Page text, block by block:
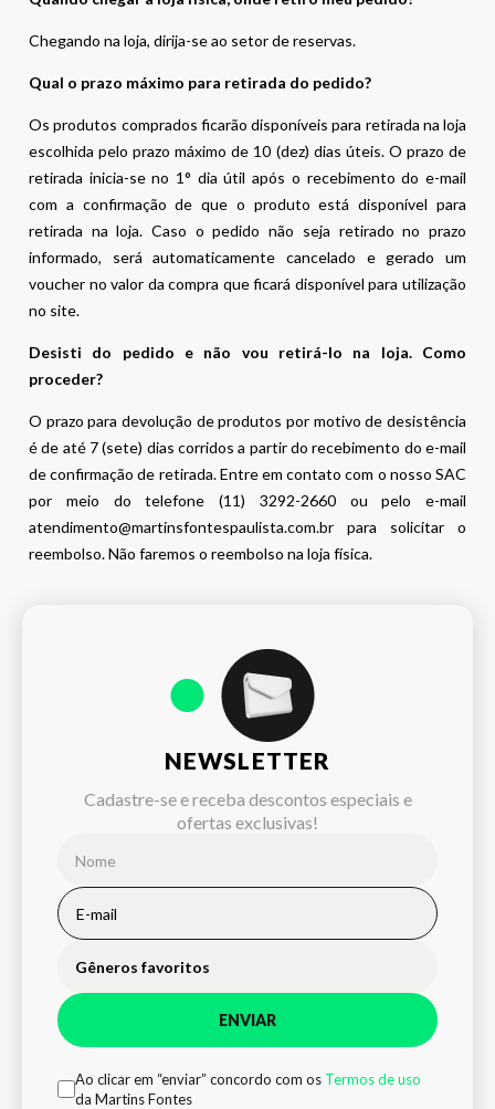
Chegando na loja, dirija-se ao setor de reservas.
Qual o prazo máximo para retirada do pedido?
Os produtos comprados ficarão disponíveis para retirada na loja
escolhida pelo prazo máximo de 10 (dez) dias úteis. O prazo de
retirada inicia-se no 1° dia útil após o recebimento do e-mail
com a confirmação de que o produto está disponível para
retirada na loja. Caso o pedido não seja retirado no prazo
informado, será automaticamente cancelado e gerado um
voucher no valor da compra que ficará disponível para utilização
no site.
Desisti do pedido e não vou retirá-lo na loja. Como
proceder?
O prazo para devolução de produtos por motivo de desistência
é de até 7 (sete) dias corridos a partir do recebimento do e-mail
de confirmação de retirada. Entre em contato com o nosso SAC
por meio do telefone (11) 3292-2660 ou pelo e-mail
atendimento@martinsfontespaulista.com.br para solicitar o
reembolso. Não faremos o reembolso na loja física.
NEWSLETTER
Cadastre-se e receba descontos especiais e
ofertas exclusivas!
Gêneros favoritos
ENVIAR
Ao clicar em “enviar” concordo com os Termos de uso
da Martins Fontes